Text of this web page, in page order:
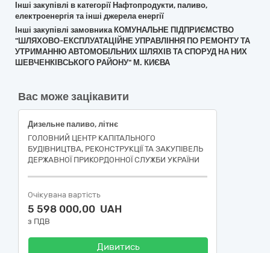
Інші закупівлі в категорії Нафтопродукти, паливо,
електроенергія та інші джерела енергії
Інші закупівлі замовника КОМУНАЛЬНЕ ПІДПРИЄМСТВО
"ШЛЯХОВО-ЕКСПЛУАТАЦІЙНЕ УПРАВЛІННЯ ПО РЕМОНТУ ТА
УТРИМАННЮ АВТОМОБІЛЬНИХ ШЛЯХІВ ТА СПОРУД НА НИХ
ШЕВЧЕНКІВСЬКОГО РАЙОНУ" М. КИЄВА
Вас може зацікавити
Дизельне паливо, літнє
ГОЛОВНИЙ ЦЕНТР КАПІТАЛЬНОГО
БУДІВНИЦТВА, РЕКОНСТРУКЦІЇ ТА ЗАКУПІВЕЛЬ
ДЕРЖАВНОЇ ПРИКОРДОННОЇ СЛУЖБИ УКРАЇНИ
Очікувана вартість
5 598 000,00 UAH
з ПДВ
Дивитись